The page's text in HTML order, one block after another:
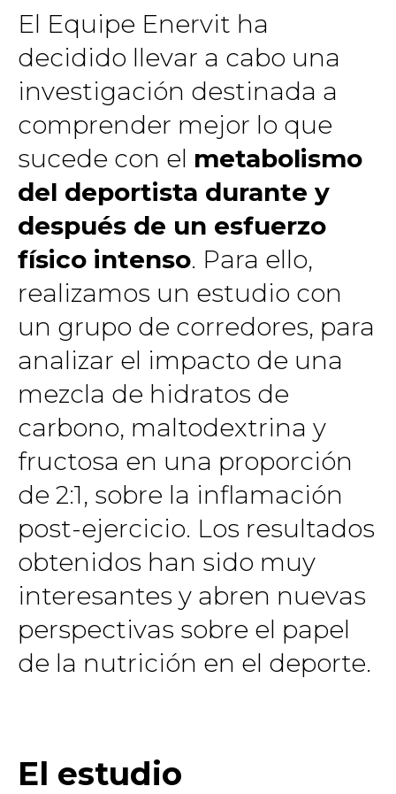
El Equipe Enervit ha
decidido llevar a cabo una
investigación destinada a
comprender mejor lo que
sucede con el metabolismo
del deportista durante y
después de un esfuerzo
físico intenso. Para ello,
realizamos un estudio con
un grupo de corredores, para
analizar el impacto de una
mezcla de hidratos de
carbono, maltodextrina y
fructosa en una proporción
de 2:1, sobre la inflamación
post-ejercicio. Los resultados
obtenidos han sido muy
interesantes y abren nuevas
perspectivas sobre el papel
de la nutrición en el deporte.
El estudio